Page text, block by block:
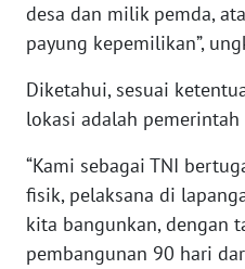
desa dan milik pemda,
payung kepemilikan”,
Diketahui, sesuai
lokasi adalah pemerintah
“Kami sebagai TNI
fisik, pelaksana di
kita bangunkan, dengan
pembangunan 90 hari
WN
WN
WN
SULTRA